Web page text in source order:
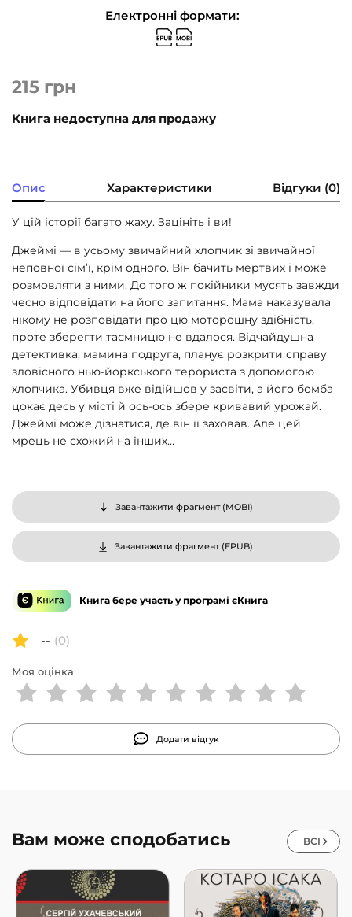
Електронні формати:
215 грн
Книга недоступна для продажу
Опис Характеристики Відгуки (0)
У цій історії багато жаху. Зацініть і ви!
Джеймі — в усьому звичайний хлопчик зі звичайної
неповної сім’ї, крім одного. Він бачить мертвих і може
розмовляти з ними. До того ж покійники мусять завжди
чесно відповідати на його запитання. Мама наказувала
нікому не розповідати про цю моторошну здібність,
проте зберегти таємницю не вдалося. Відчайдушна
детективка, мамина подруга, планує розкрити справу
зловісного нью-йоркського терориста з допомогою
хлопчика. Убивця вже відійшов у засвіти, а його бомба
цокає десь у місті й ось-ось збере кривавий урожай.
Джеймі може дізнатися, де він її заховав. Але цей
мрець не схожий на інших…
Завантажити фрагмент (MOBI)
Завантажити фрагмент (EPUB)
Книга бере участь у програмі єКнига
-- (0)
Моя оцінка
Додати відгук
Вам може сподобатись ВСІ